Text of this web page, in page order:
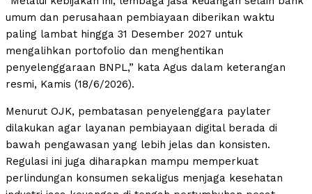
umum dan perusahaan pembiayaan diberikan waktu
paling lambat hingga 31 Desember 2027 untuk
mengalihkan portofolio dan menghentikan
penyelenggaraan BNPL,” kata Agus dalam keterangan
resmi, Kamis (18/6/2026).
Menurut OJK, pembatasan penyelenggara paylater
dilakukan agar layanan pembiayaan digital berada di
bawah pengawasan yang lebih jelas dan konsisten.
Regulasi ini juga diharapkan mampu memperkuat
perlindungan konsumen sekaligus menjaga kesehatan